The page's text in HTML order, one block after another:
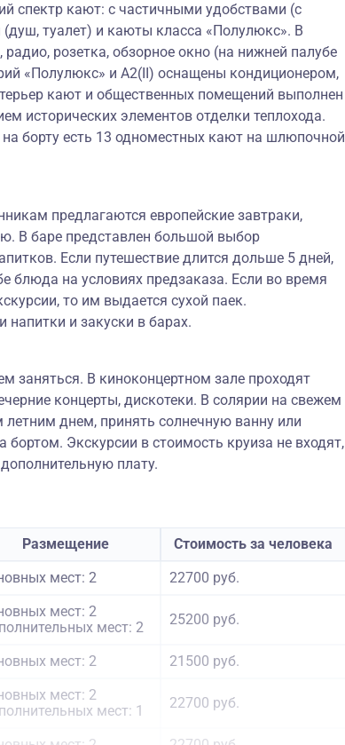
спектр кают: с частичными удобствами (с
туалет) и каюты класса «Полулюкс». В
розетка, обзорное окно (на нижней палубе
«Полулюкс» и А2(II) оснащены кондиционером,
кают и общественных помещений выполнен
исторических элементов отделки теплохода.
борту есть 13 одноместных кают на шлюпочной
предлагаются европейские завтраки,
В баре представлен большой выбор
Если путешествие длится дольше 5 дней,
блюда на условиях предзаказа. Если во время
то им выдается сухой паек.
и закуски в барах.
заняться. В киноконцертном зале проходят
концерты, дискотеки. В солярии на свежем
днем, принять солнечную ванну или
бортом. Экскурсии в стоимость круиза не входят,
плату.
Размещение
Стоимость за человека
мест: 2 22700 руб.
мест: 2
мест: 2
25200 руб.
мест: 2 21500 руб.
мест: 2
мест: 1
22700 руб.